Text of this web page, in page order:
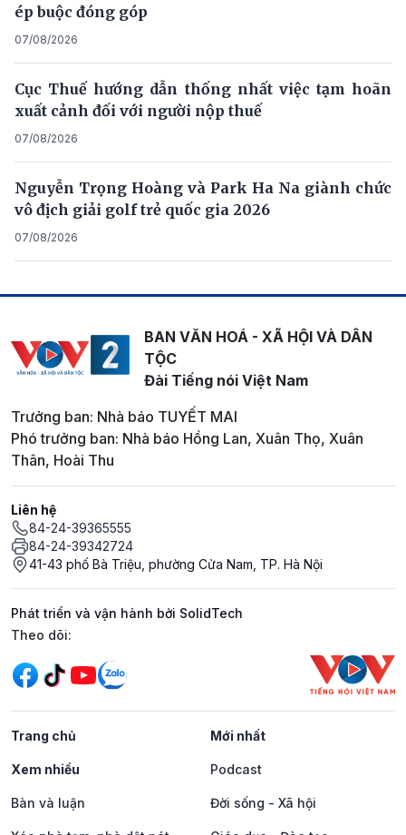
ép buộc đóng góp
07/08/2026
Cục Thuế hướng dẫn thống nhất việc tạm hoãn
xuất cảnh đối với người nộp thuế
07/08/2026
Nguyễn Trọng Hoàng và Park Ha Na giành chức
vô địch giải golf trẻ quốc gia 2026
07/08/2026
BAN VĂN HOÁ - XÃ HỘI VÀ DÂN
TỘC
Đài Tiếng nói Việt Nam
Trưởng ban: Nhà báo TUYẾT MAI
Phó trưởng ban: Nhà báo Hồng Lan, Xuân Thọ, Xuân
Thân, Hoài Thu
Liên hệ
84-24-39365555
84-24-39342724
41-43 phố Bà Triệu, phường Cửa Nam, TP. Hà Nội
Phát triển và vận hành bởi SolidTech
Mạng xã hội
Theo dõi:
Trang chủ Mới nhất
Xem nhiều Podcast
Bàn và luận Đời sống - Xã hội